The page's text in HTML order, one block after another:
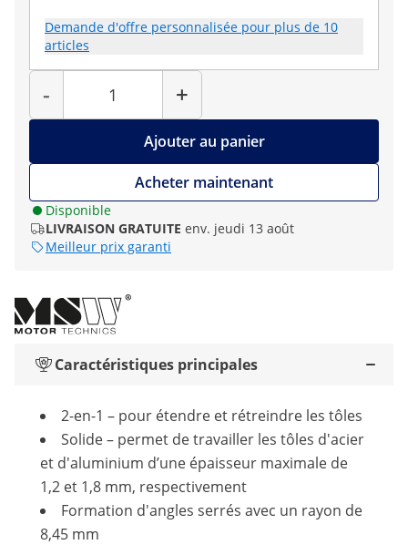
Demande d'offre personnalisée pour plus de 10
articles
-
Quantité
+
Ajouter au panier
Acheter maintenant
Disponible
LIVRAISON GRATUITE env. jeudi 13 août
Meilleur prix garanti
Caractéristiques principales
2-en-1 – pour étendre et rétreindre les tôles
Solide – permet de travailler les tôles d'acier
et d'aluminium d’une épaisseur maximale de
1,2 et 1,8 mm, respectivement
Formation d'angles serrés avec un rayon de
8,45 mm